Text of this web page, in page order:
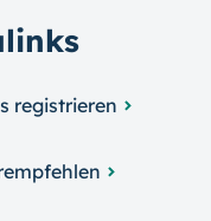
registrieren